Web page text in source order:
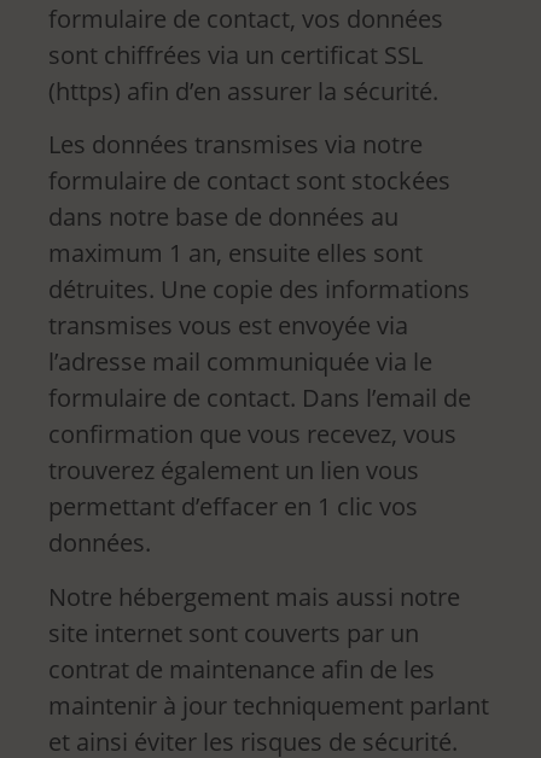
formulaire de contact, vos données
sont chiffrées via un certificat SSL
(https) afin d’en assurer la sécurité.
Les données transmises via notre
formulaire de contact sont stockées
dans notre base de données au
maximum 1 an, ensuite elles sont
détruites. Une copie des informations
transmises vous est envoyée via
l’adresse mail communiquée via le
formulaire de contact. Dans l’email de
confirmation que vous recevez, vous
trouverez également un lien vous
permettant d’effacer en 1 clic vos
données.
Notre hébergement mais aussi notre
site internet sont couverts par un
contrat de maintenance afin de les
maintenir à jour techniquement parlant
et ainsi éviter les risques de sécurité.